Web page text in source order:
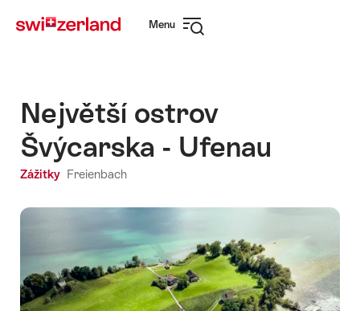
navigation
Menu
Největší ostrov
Švýcarska - Ufenau
Zážitky Freienbach